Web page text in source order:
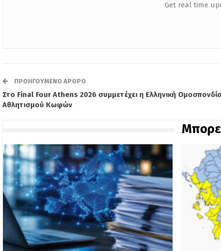
Get real time
ΠΡΟΗΓΟΎΜΕΝΟ ΆΡΘΡΟ
Στο Final Four Athens 2026 συμμετέχει η Ελληνική Ομοσπονδία
Αθλητισμού Κωφών